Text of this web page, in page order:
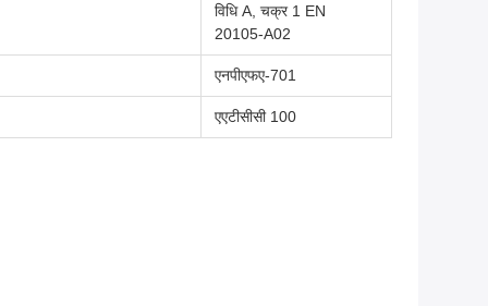
विधि A, चक्र 1 EN
20105-A02
एनपीएफए-701
एएटीसीसी 100